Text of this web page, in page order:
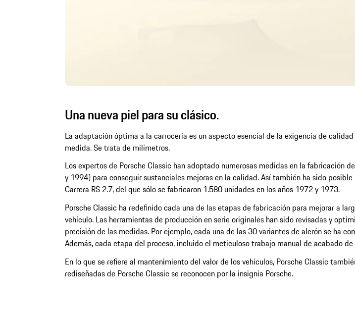
Una nueva piel para su clásico.
La adaptación óptima a la carrocería es un aspecto esencial de la exigencia de
medida. Se trata de milímetros.
Los expertos de Porsche Classic han adoptado numerosas medidas en la fabricación
y 1994) para conseguir sustanciales mejoras en la calidad. Así también ha sido
Carrera RS 2.7, del que sólo se fabricaron 1.580 unidades en los años 1972 y 1973.
Porsche Classic ha redefinido cada una de las etapas de fabricación para mejorar a
vehículo. Las herramientas de producción en serie originales han sido revisadas y
precisión de las medidas. Por ejemplo, cada una de las 30 variantes de alerón se ha
Además, cada etapa del proceso, incluido el meticuloso trabajo manual de acabado
En lo que se refiere al mantenimiento del valor de los vehículos, Porsche Classic
rediseñadas de Porsche Classic se reconocen por la insignia Porsche.